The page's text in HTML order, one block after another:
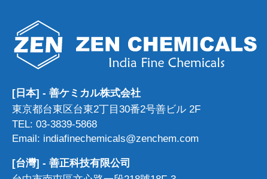
[日本] - 善ケミカル株式会社
東京都台東区台東2丁目30番2号善ビル 2F
TEL: 03-3839-5868
Email: indiafinechemicals@zenchem.com
[台灣] - 善正科技有限公司